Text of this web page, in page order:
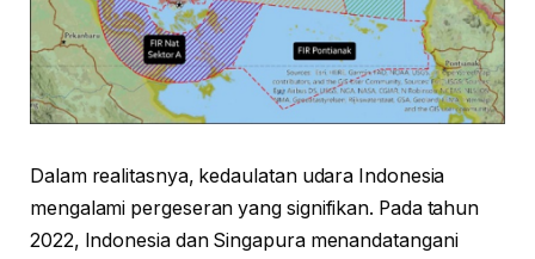
Dalam realitasnya, kedaulatan udara Indonesia
mengalami pergeseran yang signifikan. Pada tahun
2022, Indonesia dan Singapura menandatangani